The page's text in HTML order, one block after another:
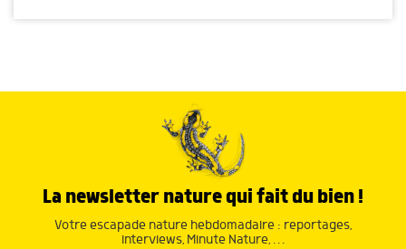
La newsletter nature qui fait du bien !
Votre escapade nature hebdomadaire : reportages,
interviews, Minute Nature, …